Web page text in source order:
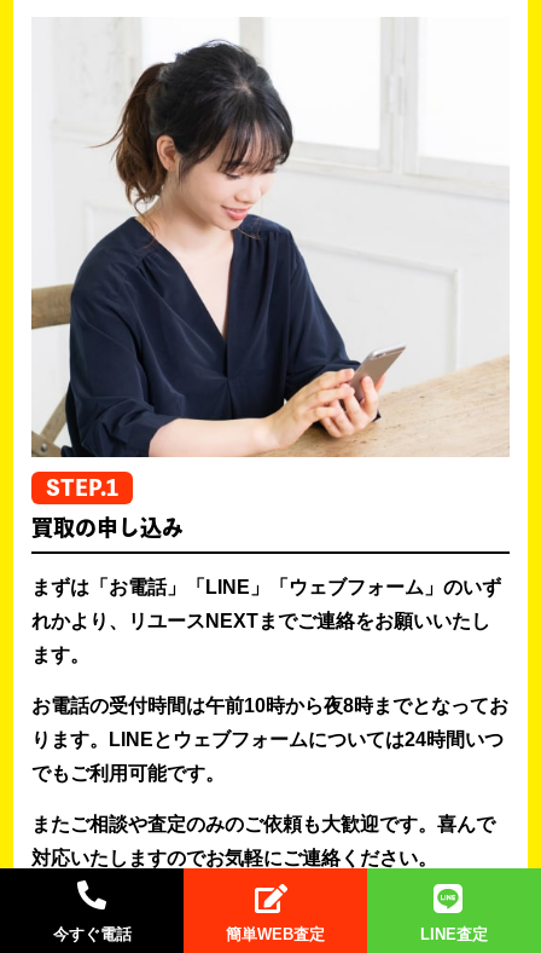
STEP.1
買取の申し込み
まずは「お電話」「LINE」「ウェブフォーム」のいず
れかより、リユースNEXTまでご連絡をお願いいたし
ます。
お電話の受付時間は午前10時から夜8時までとなってお
ります。LINEとウェブフォームについては24時間いつ
でもご利用可能です。
またご相談や査定のみのご依頼も大歓迎です。喜んで
対応いたしますのでお気軽にご連絡ください。
今すぐ電話 簡単WEB査定 LINE査定